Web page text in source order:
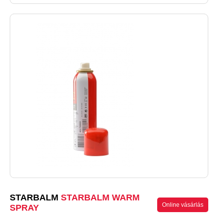
Online vásárlás
STARBALM STARBALM WARM
SPRAY